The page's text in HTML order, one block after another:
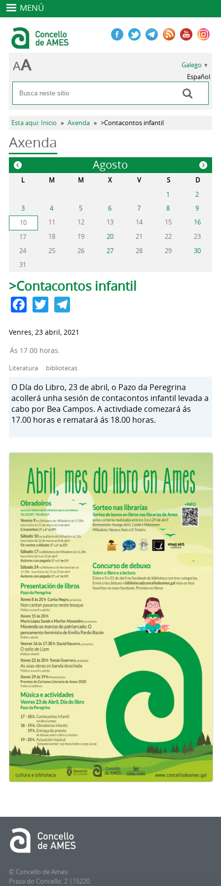
MENÚ
Formulario de busca
Buscar
Galego
Español
Vostede está aquí
Esta aqui: Inicio » Axenda » >Contacontos infantil
Axenda
Agosto
« »
L M M X V S
D
1
2
3
4 5 6 7 8
9
10
11 12 13 14 15
16
17
18 19 20 21 22
23
24
25 26 27 28 29
30
31
Pestanas principais
>Contacontos infantil
Facebook
TwitterTelegram
Venres, 23 abril, 2021
Ás 17.00 horas.
Literatura bibliotecas
O Día do Libro, 23 de abril, o Pazo da Peregrina
acollerá unha sesión de contacontos infantil levada a
cabo por Bea Campos. A activdiade comezará ás
17.00 horas e rematará ás 18.00 horas.
© Concello de Ames
Praza do Concello, 2 |15220